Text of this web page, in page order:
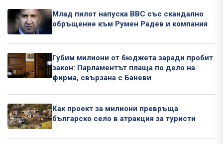
Млад пилот напуска ВВС със скандално
обръщение към Румен Радев и компания
Губим милиони от бюджета заради пробит
закон: Парламентът плаща по дело на
фирма, свързана с Баневи
Как проект за милиони превръща
българско село в атракция за туристи